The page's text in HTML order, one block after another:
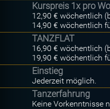
Kurspreis 1x pro
12,90 € wöchentlich
14,90 € wöchentlich
TANZFLAT
16,90 € wöchentlich
19,90 € wöchentlich
Einstieg
Jederzeit möglich.
Tanzerfahrung
Keine Vorkenntnisse